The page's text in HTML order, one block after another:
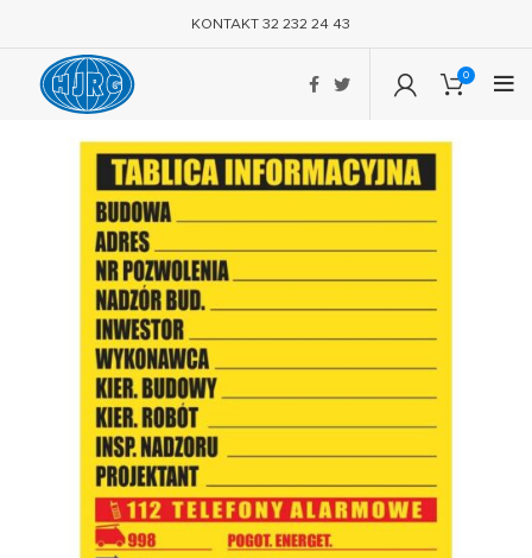
KONTAKT 32 232 24 43
0